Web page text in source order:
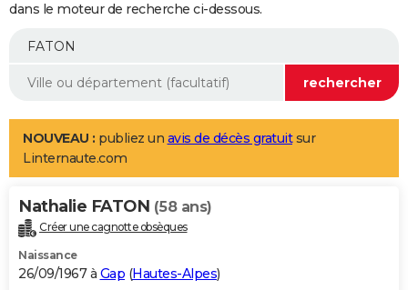
Essais
Réserver un essai
Citadines
Berlines
SUV
Forum auto
+
Mobiles
Meilleur smartphone
Internet
Ordinateurs
Jeux vidéo
Guide high-tech
Aménagement intérieur
LIFESTYLE
Art de vivre
Bien-être
Loisirs
Mode
Modes de vie
Alimentation
Guide de la santé
Maladies
Médicaments
Sommeil
VOYAGE
Destinations
City break
Voyage nature
Voyage de noces
Forum
Climat
+PHOTO
GUIDES D'ACHAT
dans le moteur de recherche ci-dessous.
NOUVEAU : publiez un avis de décès gratuitsur
Linternaute.com
Nathalie FATON (58 ans)
Créer une cagnotte obsèques
Naissance
26/09/1967 à Gap (Hautes-Alpes)